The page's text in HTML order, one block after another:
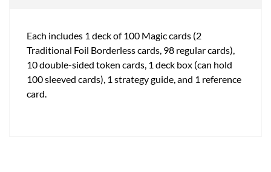
Each includes 1 deck of 100 Magic cards (2
Traditional Foil Borderless cards, 98 regular cards),
10 double-sided token cards, 1 deck box (can hold
100 sleeved cards), 1 strategy guide, and 1 reference
card.